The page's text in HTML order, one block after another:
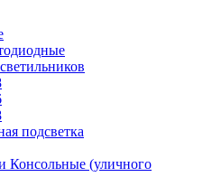
подсветка
Консольные (уличного